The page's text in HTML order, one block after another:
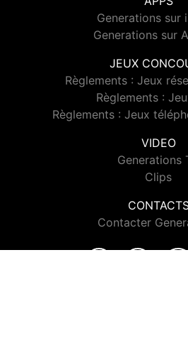
Generations sur
Generations sur
JEUX
Règlements : Jeux
Règlements :
Règlements : Jeux
VIDEO
Generations
Clips
Contacter